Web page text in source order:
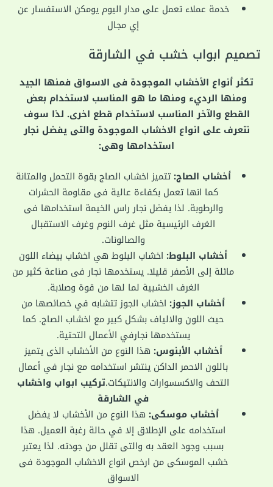
خدمة عملاء تعمل على مدار اليوم يومكن الاستفسار عن
إي مجال
تصميم ابواب خشب في الشارقة
تكثر أنواع الأخشاب الموجودة فى الاسواق فمنها الجيد
ومنها الرديء ومنها ما هو المناسب لاستخدام بعض
القطع والآخر المناسب لاستخدام قطع اخرى. لذا سوف
نتعرف على انواع الاخشاب الموجودة والتى يفضل نجار
استخدامها وهى:
أخشاب الصاج: تتميز اخشاب الصاج بقوة التحمل والمتانة
كما انها تعمل بكفاءة عالية فى مقاومة الحشرات
والرطوبة. لذا يفضل نجار راس الخيمة استخدامها فى
الغرف الرئيسية مثل غرف النوم وغرف الاستقبال
والصالونات.
أخشاب البلوط: اخشاب البلوط هي اخشاب بيضاء اللون
مائلة إلى الأصفر قليلا. يستخدمها نجار فى صناعة كثير من
الغرف الخشبية لما لها من قوة وصلابة.
أخشاب الجوز: اخشاب الجوز تتشابه في خصائصها من
حيث اللون والالياف بشكل كبير مع اخشاب الصاج. كما
يستخدمها نجارفي الأعمال التحتية.
أخشاب الأبنوس: هذا النوع من الأخشاب الذى يتميز
باللون الاحمر الداكن ينتشر استخدامه مع نجار في أعمال
التحف والاكسسوارات والانتيكات.تركيب ابواب واخشاب
في الشارقة
أخشاب موسكى: هذا النوع من الأخشاب لا يفضل
استخدامه على الإطلاق إلا في حالة رغبة العميل. هذا
بسبب وجود العقد به والتى تقلل من جودته. لذا يعتبر
خشب الموسكى من ارخص انواع الاخشاب الموجودة فى
الاسواق